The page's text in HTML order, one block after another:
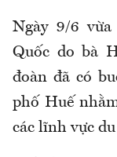
Ngày 9/6
Quốc do bà
đoàn đã có
phố Huế
các lĩnh vực